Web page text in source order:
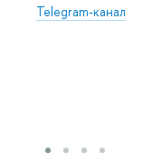
Telegram-канал